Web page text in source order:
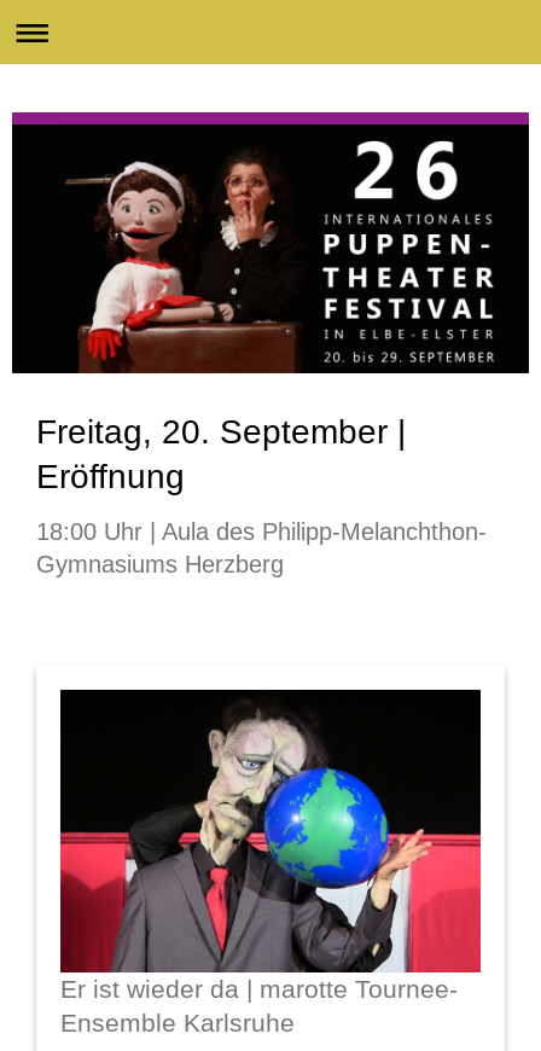
Freitag, 20. September |
Eröffnung
18:00 Uhr | Aula des Philipp-Melanchthon-
Gymnasiums Herzberg
Er ist wieder da | marotte Tournee-
Ensemble Karlsruhe